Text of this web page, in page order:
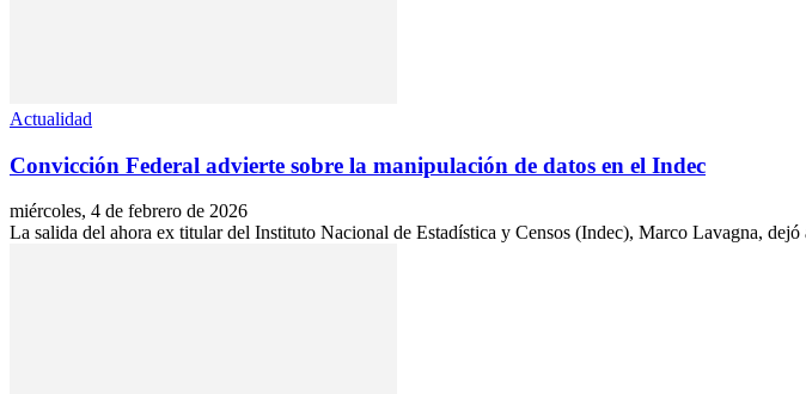
Actualidad
Convicción Federal advierte sobre la manipulación de datos en el Indec
miércoles, 4 de febrero de 2026
La salida del ahora ex titular del Instituto Nacional de Estadística y Censos (Indec), Marco Lavagna,